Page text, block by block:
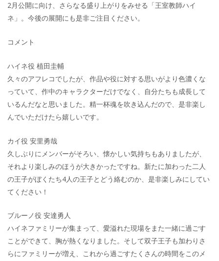
2月公開に向け、さらなる盛り上がりをみせる「王室教師ハイ
ネ」。今後の展開にも是非ご注目ください。
コメント
ハイネ役 植田圭輔
久々のアフレコでしたが、作品や役に対する思いがより色濃くな
っていて、作中のキャラクターだけでなく、自分たちも成長して
いるんだなと思いました。精一杯魂を吹き込んだので、是非楽し
んでいただけたら嬉しいです。
カイ役 安里勇哉
久しぶりにメンバーがそろい、懐かしい気持ちもありましたが、
それより楽しみのほうが大きかったですね。新たに加わった二人
の王子がぼくたち4人の王子とどう絡むのか、是非楽しみにしてい
てください！
ブルーノ役 安達勇人
ハイネファミリーが集まって、愛溢れた現場をまた一緒に過ごす
ことができて、胸が熱くなりました。そして双子王子も加わりさ
らにファミリーが増え、これから過ごすたくさんの時間をこのメ